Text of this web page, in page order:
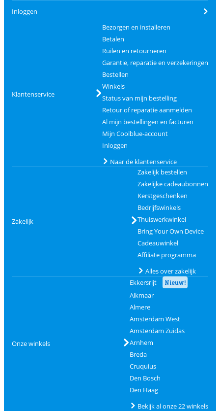
Inloggen
Klantenservice
Bezorgen en installeren
Betalen
Ruilen en retourneren
Garantie, reparatie en verzekeringen
Bestellen
Winkels
Status van mijn bestelling
Retour of reparatie aanmelden
Al mijn bestellingen en facturen
Mijn Coolblue-account
Inloggen
Naar de klantenservice
Zakelijk
Zakelijk bestellen
Zakelijke cadeaubonnen
Kerstgeschenken
Bedrijfswinkels
Thuiswerkwinkel
Bring Your Own Device
Cadeauwinkel
Affiliate programma
Alles over zakelijk
Onze winkels
Ekkersrijt Nieuw!
Alkmaar
Almere
Amsterdam West
Amsterdam Zuidas
Arnhem
Breda
Cruquius
Den Bosch
Den Haag
Bekijk al onze 22 winkels